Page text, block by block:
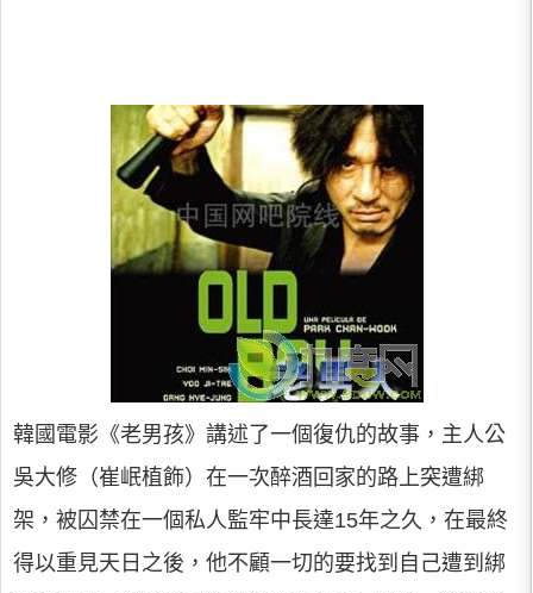
韓國電影《老男孩》講述了一個復仇的故事，主人公
吳大修（崔岷植飾）在一次醉酒回家的路上突遭綁
架，被囚禁在一個私人監牢中長達15年之久，在最終
得以重見天日之後，他不顧一切的要找到自己遭到綁